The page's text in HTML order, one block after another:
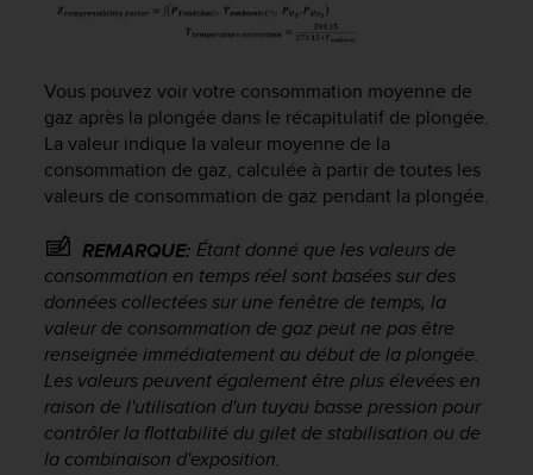
Vous pouvez voir votre consommation moyenne de
gaz après la plongée dans le récapitulatif de plongée.
La valeur indique la valeur moyenne de la
consommation de gaz, calculée à partir de toutes les
valeurs de consommation de gaz pendant la plongée.
REMARQUE: Étant donné que les valeurs de
consommation en temps réel sont basées sur des
données collectées sur une fenêtre de temps, la
valeur de consommation de gaz peut ne pas être
renseignée immédiatement au début de la plongée.
Les valeurs peuvent également être plus élevées en
raison de l'utilisation d'un tuyau basse pression pour
contrôler la flottabilité du gilet de stabilisation ou de
la combinaison d'exposition.